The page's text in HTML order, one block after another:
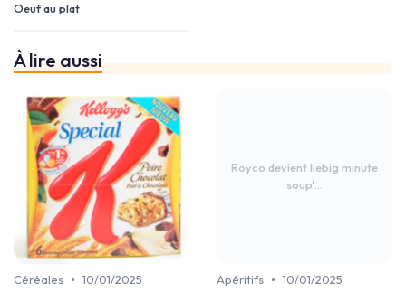
Oeuf au plat
À lire aussi
Céréales • 10/01/2025
Royco devient liebig minute
soup'...
Apéritifs • 10/01/2025